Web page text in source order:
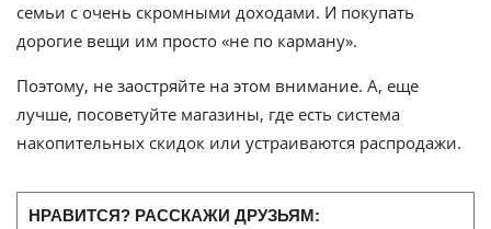
семьи с очень скромными доходами. И покупать
дорогие вещи им просто «не по карману».
Поэтому, не заостряйте на этом внимание. А, еще
лучше, посоветуйте магазины, где есть система
накопительных скидок или устраиваются распродажи.
НРАВИТСЯ? РАССКАЖИ ДРУЗЬЯМ: